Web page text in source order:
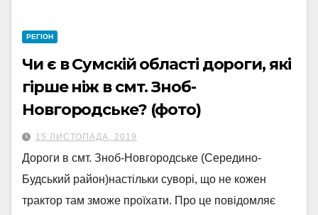
РЕГІОН
Чи є в Сумскій області дороги, які
гірше ніж в смт. Зноб-
Новгородське? (фото)
15 ЛИСТОПАДА, 2019
Дороги в смт. Зноб-Новгородське (Середино-
Будський район)настільки суворі, що не кожен
трактор там зможе проїхати. Про це повідомляє